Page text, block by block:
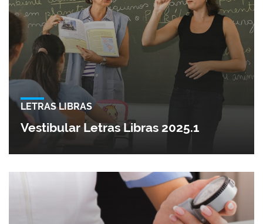
LETRAS LIBRAS
Vestibular Letras Libras 2025.1